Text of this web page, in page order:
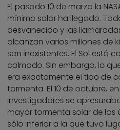
El pasado 10 de marzo la
mínimo solar ha llegado.
desvanecido y las
alcanzan varios millones de
son inexistentes. El Sol está
calmado. Sin embargo, lo
era exactamente el tipo de
tormenta. El 10 de octubre,
investigadores se
mayor tormenta solar de los
sólo inferior a la que tuvo